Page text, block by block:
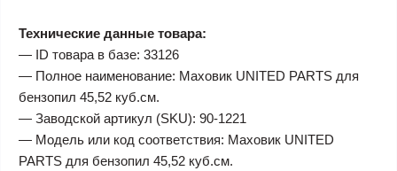
Технические данные товара:
— ID товара в базе: 33126
— Полное наименование: Маховик UNITED PARTS для
бензопил 45,52 куб.см.
— Заводской артикул (SKU): 90-1221
— Модель или код соответствия: Маховик UNITED
PARTS для бензопил 45,52 куб.см.